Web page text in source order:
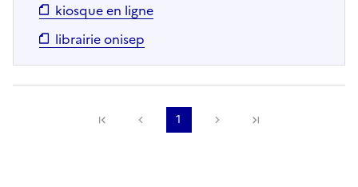
kiosque en ligne
librairie onisep
Précédente
1 Suivante